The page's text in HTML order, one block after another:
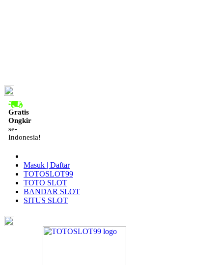
Gratis
Ongkir
se-
Indonesia!
Masuk | Daftar
TOTOSLOT99
TOTO SLOT
BANDAR SLOT
SITUS SLOT